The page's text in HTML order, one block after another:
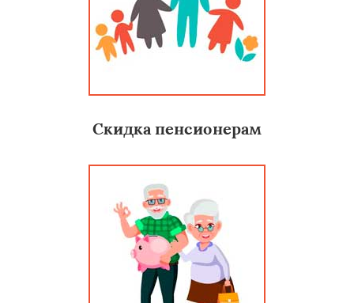
Скидка пенсионерам